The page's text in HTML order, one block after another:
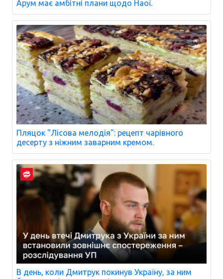
Арум має амбітні плани щодо Наої.
Пляцок "Лісова мелодія": рецепт чарівного
десерту з ніжним заварним кремом.
В день, коли Дмитрук покинув Україну, за ним